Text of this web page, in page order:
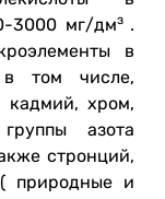
3000 мг/дмз .
в
в том числе,
кадмий, хром,
азота
стронций,
природные и